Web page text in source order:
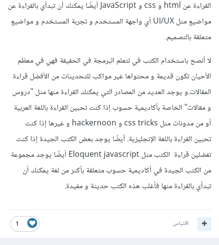
القراءة عن html و css و JavaScript أيضًا يمكنك أن تبدأي بالقراءة عن
مواضيع مثل UI/UX أي واجهة المستخدم و تجربة المستخدم و مواضيع
متعلقة بالتصميم.
لا أنصح باستخدام الكتب في لتعلم البرمجة في الحقيقة فهي في معظم
الأحيان تكون قديمة و محتواها غير مواكب للتحديثات من الأفضل قراءة
المقالات.و يوجد العديد من المصادر التي يمكنك القراءة منها مثل "دروس
و مقالات" الخاصة بأكاديمية حسوب إذا كنت تحبين القراءة باللغة العربية
أو من مدونات مثل css tricks و hackernoon و غيرها إذا كنت
تحبين القراءة باللغة الإنجليزية. أيضًا يوجد بعض الكتب الجيدة إذا كنت
تفضلين قراءة الكتب مثل Eloquent javascript أيضًا يوجد مجموعة
من الكتب الجيدة في أكاديمية حسوب متعلقة بأكثر من لغة يمكنك أن
تبدأي بالقراءة منها فأغلب هذه الكتب حديثة و مفيدة.
1 اقتباس